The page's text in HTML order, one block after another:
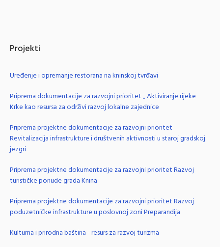
Projekti
Uređenje i opremanje restorana na kninskoj tvrđavi
Priprema dokumentacije za razvojni prioritet „ Aktiviranje rijeke
Krke kao resursa za održivi razvoj lokalne zajednice
Priprema projektne dokumentacije za razvojni prioritet
Revitalizacija infrastrukture i društvenih aktivnosti u staroj gradskoj
jezgri
Priprema projektne dokumentacije za razvojni prioritet Razvoj
turističke ponude grada Knina
Priprema projektne dokumentacije za razvojni prioritet Razvoj
poduzetničke infrastrukture u poslovnoj zoni Preparandija
Kulturna i prirodna baština - resurs za razvoj turizma